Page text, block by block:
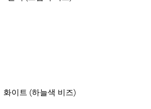
화이트 (하늘색 비즈)